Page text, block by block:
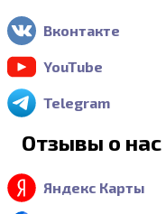
Вконтакте
YouTube
Telegram
Отзывы о нас
Яндекс Карты